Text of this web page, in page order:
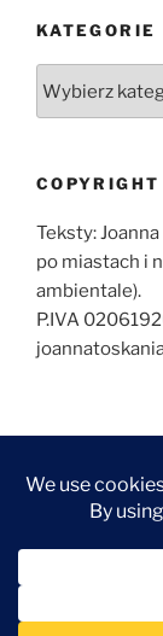
KATEGORIE
COPYRIGHT
Teksty:
po miastach i
ambientale).
P.IVA
O
MNIE
FOTOGRAF
Dumnie